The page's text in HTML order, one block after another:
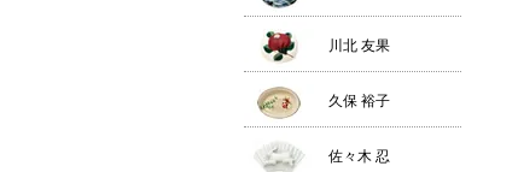
川北 友果
久保 裕子
佐々木 忍